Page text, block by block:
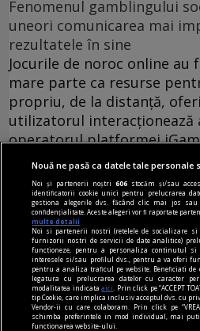
Fenomenul gamblingului
uneori comunicarea mai
rezultatele în sine
Jocurile de noroc online
mare parte ca resurse
propriu, de la distanță,
utilizatorul interacționează
operatorul platformei
Nouă ne pasă ca datele tale personale
Noi și partenerii noștri606 stocăm și/sau
identificatorii cookie unici pentru prelucrarea
gestiona alegerile dvs. făcând clic mai jos
confidențialitate. Aceste alegeri vor fi raportate
multe detalii
Noi si partenerii nostri (retelele de socializare
furnizorii nostri de servicii de date analitice)
functioneze, pentru a personaliza continutul
interesele si/sau profilul dvs., pentru a va oferi
pentru a analiza traficul pe website. Beneficiati
legatura cu prelucrarea datelor cu caracter
modalitatea indicataaici
. Prin click pe “ACCEPT
tip Cookie, care implica inclusiv acceptul dvs. cu
Vendor-ii cu care colaboram. Prin click pe
schimba preferintele in mod individual, mai
functionarea website-ului.